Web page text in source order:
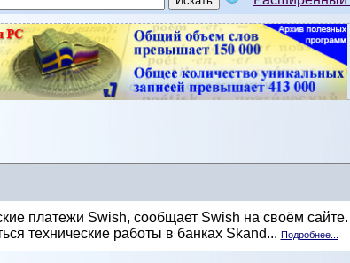
платежи Swish, сообщает Swish на своём
технические работы в банках Skand... Подробнее...